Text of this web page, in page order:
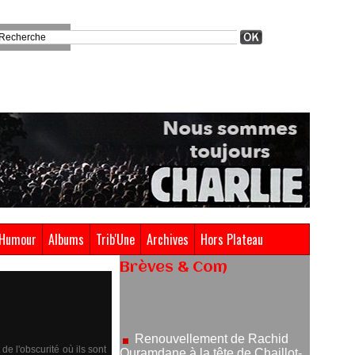
Humour Albums Trib'Une Archives Hors Plateau
l'obscurité où ils sont
Brèves & Com
Nomination de Jérôme